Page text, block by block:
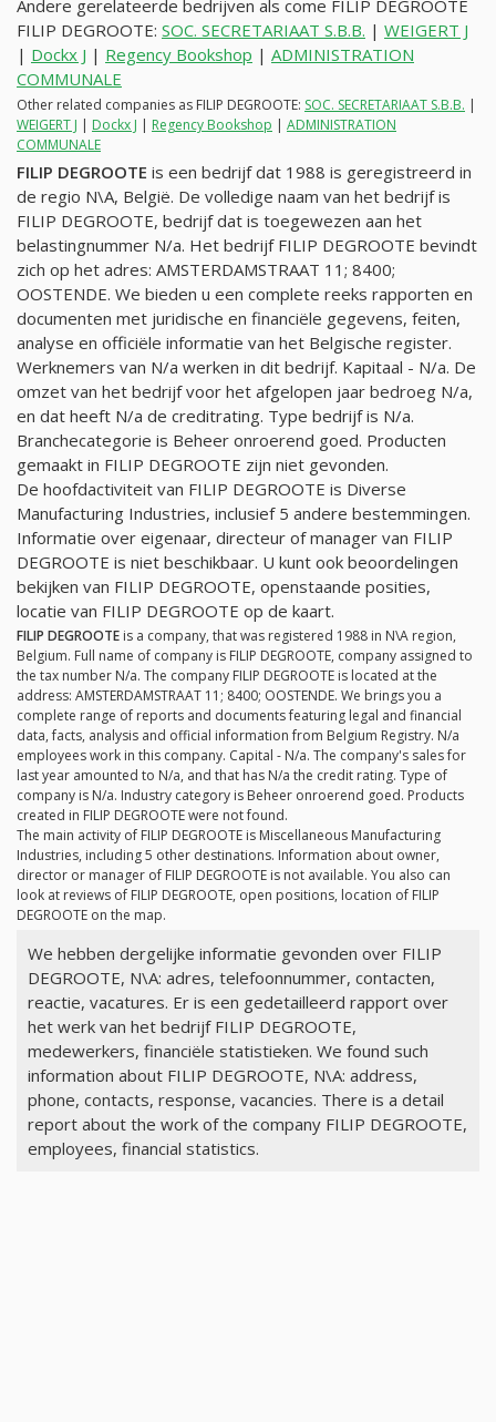
Andere gerelateerde bedrijven als come FILIP DEGROOTE
FILIP DEGROOTE: SOC. SECRETARIAAT S.B.B. | WEIGERT J
| Dockx J | Regency Bookshop | ADMINISTRATION
COMMUNALE
Other related companies as FILIP DEGROOTE: SOC. SECRETARIAAT S.B.B. |
WEIGERT J | Dockx J | Regency Bookshop | ADMINISTRATION
COMMUNALE
FILIP DEGROOTE is een bedrijf dat 1988 is geregistreerd in
de regio N\A, België. De volledige naam van het bedrijf is
FILIP DEGROOTE, bedrijf dat is toegewezen aan het
belastingnummer N/a. Het bedrijf FILIP DEGROOTE bevindt
zich op het adres: AMSTERDAMSTRAAT 11; 8400;
OOSTENDE. We bieden u een complete reeks rapporten en
documenten met juridische en financiële gegevens, feiten,
analyse en officiële informatie van het Belgische register.
Werknemers van N/a werken in dit bedrijf. Kapitaal - N/a. De
omzet van het bedrijf voor het afgelopen jaar bedroeg N/a,
en dat heeft N/a de creditrating. Type bedrijf is N/a.
Branchecategorie is Beheer onroerend goed. Producten
gemaakt in FILIP DEGROOTE zijn niet gevonden.
De hoofdactiviteit van FILIP DEGROOTE is Diverse
Manufacturing Industries, inclusief 5 andere bestemmingen.
Informatie over eigenaar, directeur of manager van FILIP
DEGROOTE is niet beschikbaar. U kunt ook beoordelingen
bekijken van FILIP DEGROOTE, openstaande posities,
locatie van FILIP DEGROOTE op de kaart.
FILIP DEGROOTE is a company, that was registered 1988 in N\A region,
Belgium. Full name of company is FILIP DEGROOTE, company assigned to
the tax number N/a. The company FILIP DEGROOTE is located at the
address: AMSTERDAMSTRAAT 11; 8400; OOSTENDE. We brings you a
complete range of reports and documents featuring legal and financial
data, facts, analysis and official information from Belgium Registry. N/a
employees work in this company. Capital - N/a. The company's sales for
last year amounted to N/a, and that has N/a the credit rating. Type of
company is N/a. Industry category is Beheer onroerend goed. Products
created in FILIP DEGROOTE were not found.
The main activity of FILIP DEGROOTE is Miscellaneous Manufacturing
Industries, including 5 other destinations. Information about owner,
director or manager of FILIP DEGROOTE is not available. You also can
look at reviews of FILIP DEGROOTE, open positions, location of FILIP
DEGROOTE on the map.
We hebben dergelijke informatie gevonden over FILIP
DEGROOTE, N\A: adres, telefoonnummer, contacten,
reactie, vacatures. Er is een gedetailleerd rapport over
het werk van het bedrijf FILIP DEGROOTE,
medewerkers, financiële statistieken. We found such
information about FILIP DEGROOTE, N\A: address,
phone, contacts, response, vacancies. There is a detail
report about the work of the company FILIP DEGROOTE,
employees, financial statistics.